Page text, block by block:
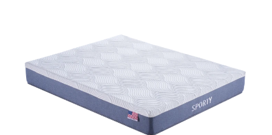
- גובה מהרצפה לקצה המסגרת עליו מונח המזרן כ- 38 ס"מ
- גובה לשינה (קצה המזרן) כ- 68 ס"מ